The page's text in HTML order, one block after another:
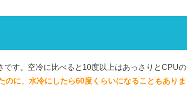
す。空冷に比べると10度以上はあっさりとCPUの
のに、水冷にしたら60度くらいになることもありま